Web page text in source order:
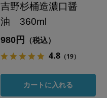
吉野杉桶造濃口醤
油 360ml
980円 （税込）
4.8 （19）
カートに入れる